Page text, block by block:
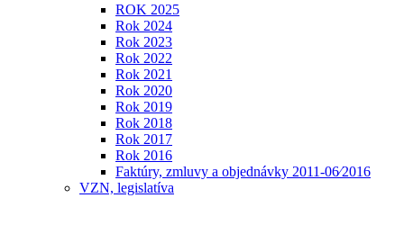
ROK 2025
Rok 2024
Rok 2023
Rok 2022
Rok 2021
Rok 2020
Rok 2019
Rok 2018
Rok 2017
Rok 2016
Faktúry, zmluvy a objednávky 2011-06⁄2016
VZN, legislatíva